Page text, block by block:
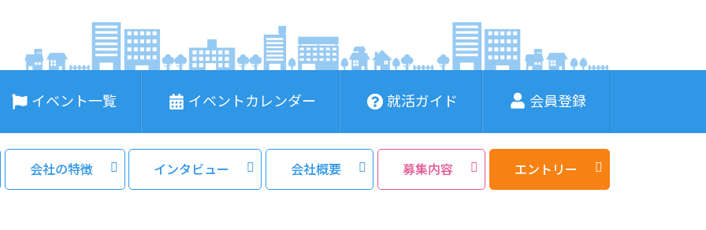
イベント一覧 イベントカレンダー 就活ガイド 会員登録
会社の特徴 インタビュー 会社概要 募集内容 エントリー